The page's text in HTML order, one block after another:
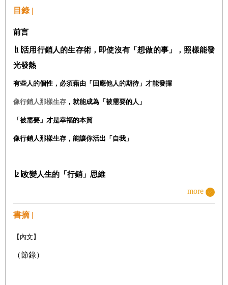
目錄 |
前言
∣1 ∣活用行銷人的生存術，即使沒有「想做的事」，照樣能發
光發熱
有些人的個性，必須藉由「回應他人的期待」才能發揮
像行銷人那樣生存 ，就能成為「被需要的人」
「被需要」才是幸福的本質
像行銷人那樣生存，能讓你活出「自我」
∣2 ∣改變人生的「行銷」思維
從對方需求出發的「行銷人觀點」，能讓你發光發熱
more
書摘 |
【內文】
（節錄）